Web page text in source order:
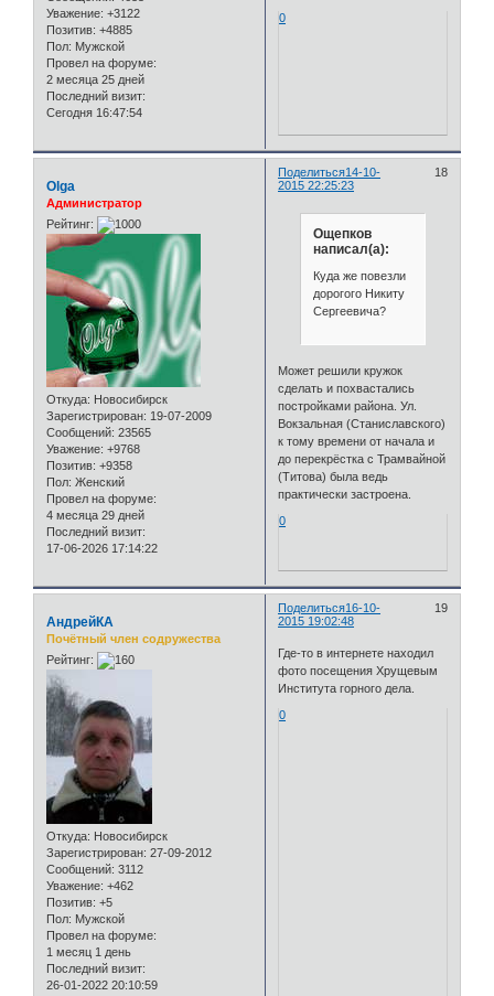
Уважение: +3122
Позитив: +4885
Пол: Мужской
Провел на форуме:
2 месяца 25 дней
Последний визит:
Сегодня 16:47:54
0
Поделиться 18
14-10-
2015 22:25:23
Olga
Администратор
Рейтинг:
Откуда: Новосибирск
Зарегистрирован: 19-07-2009
Сообщений: 23565
Уважение: +9768
Позитив: +9358
Пол: Женский
Провел на форуме:
4 месяца 29 дней
Последний визит:
17-06-2026 17:14:22
Ощепков
написал(а):
Куда же повезли
дорогого Никиту
Сергеевича?
Может решили кружок
сделать и похвастались
постройками района. Ул.
Вокзальная (Станиславского)
к тому времени от начала и
до перекрёстка с Трамвайной
(Титова) была ведь
практически застроена.
0
Поделиться 19
16-10-
2015 19:02:48
АндрейКА
Почётный член содружества
Рейтинг:
Откуда: Новосибирск
Зарегистрирован: 27-09-2012
Сообщений: 3112
Уважение: +462
Позитив: +5
Пол: Мужской
Провел на форуме:
1 месяц 1 день
Последний визит:
26-01-2022 20:10:59
Где-то в интернете находил
фото посещения Хрущевым
Института горного дела.
0